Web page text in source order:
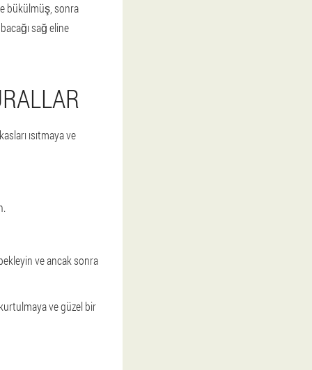
bükülmüş, sonra
sağ eline
ısıtmaya ve
ve ancak sonra
ve güzel bir